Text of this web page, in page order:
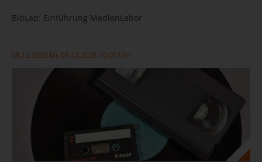
BibLab: Einführung MedienLabor
08.12.2026 bis 08.12.2026 10:00 Uhr